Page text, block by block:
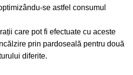
se astfel consumul
care pot fi efectuate cu aceste
prin pardoseală pentru două
diferite.